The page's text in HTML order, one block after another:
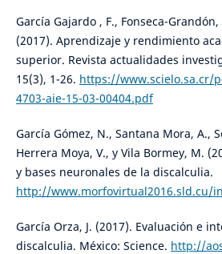
García Gajardo , F., Fonseca-
(2017). Aprendizaje y rendimiento
superior. Revista actualidades
15(3), 1-26. https://www.scielo.sa.cr/
4703-aie-15-03-00404.pdf
García Gómez, N., Santana Mora, A.,
Herrera Moya, V., y Vila Bormey, M.
y bases neuronales de la discalculia.
http://www.morfovirtual2016.sld.cu/
García Orza, J. (2017). Evaluación e
discalculia. México: Science. http://